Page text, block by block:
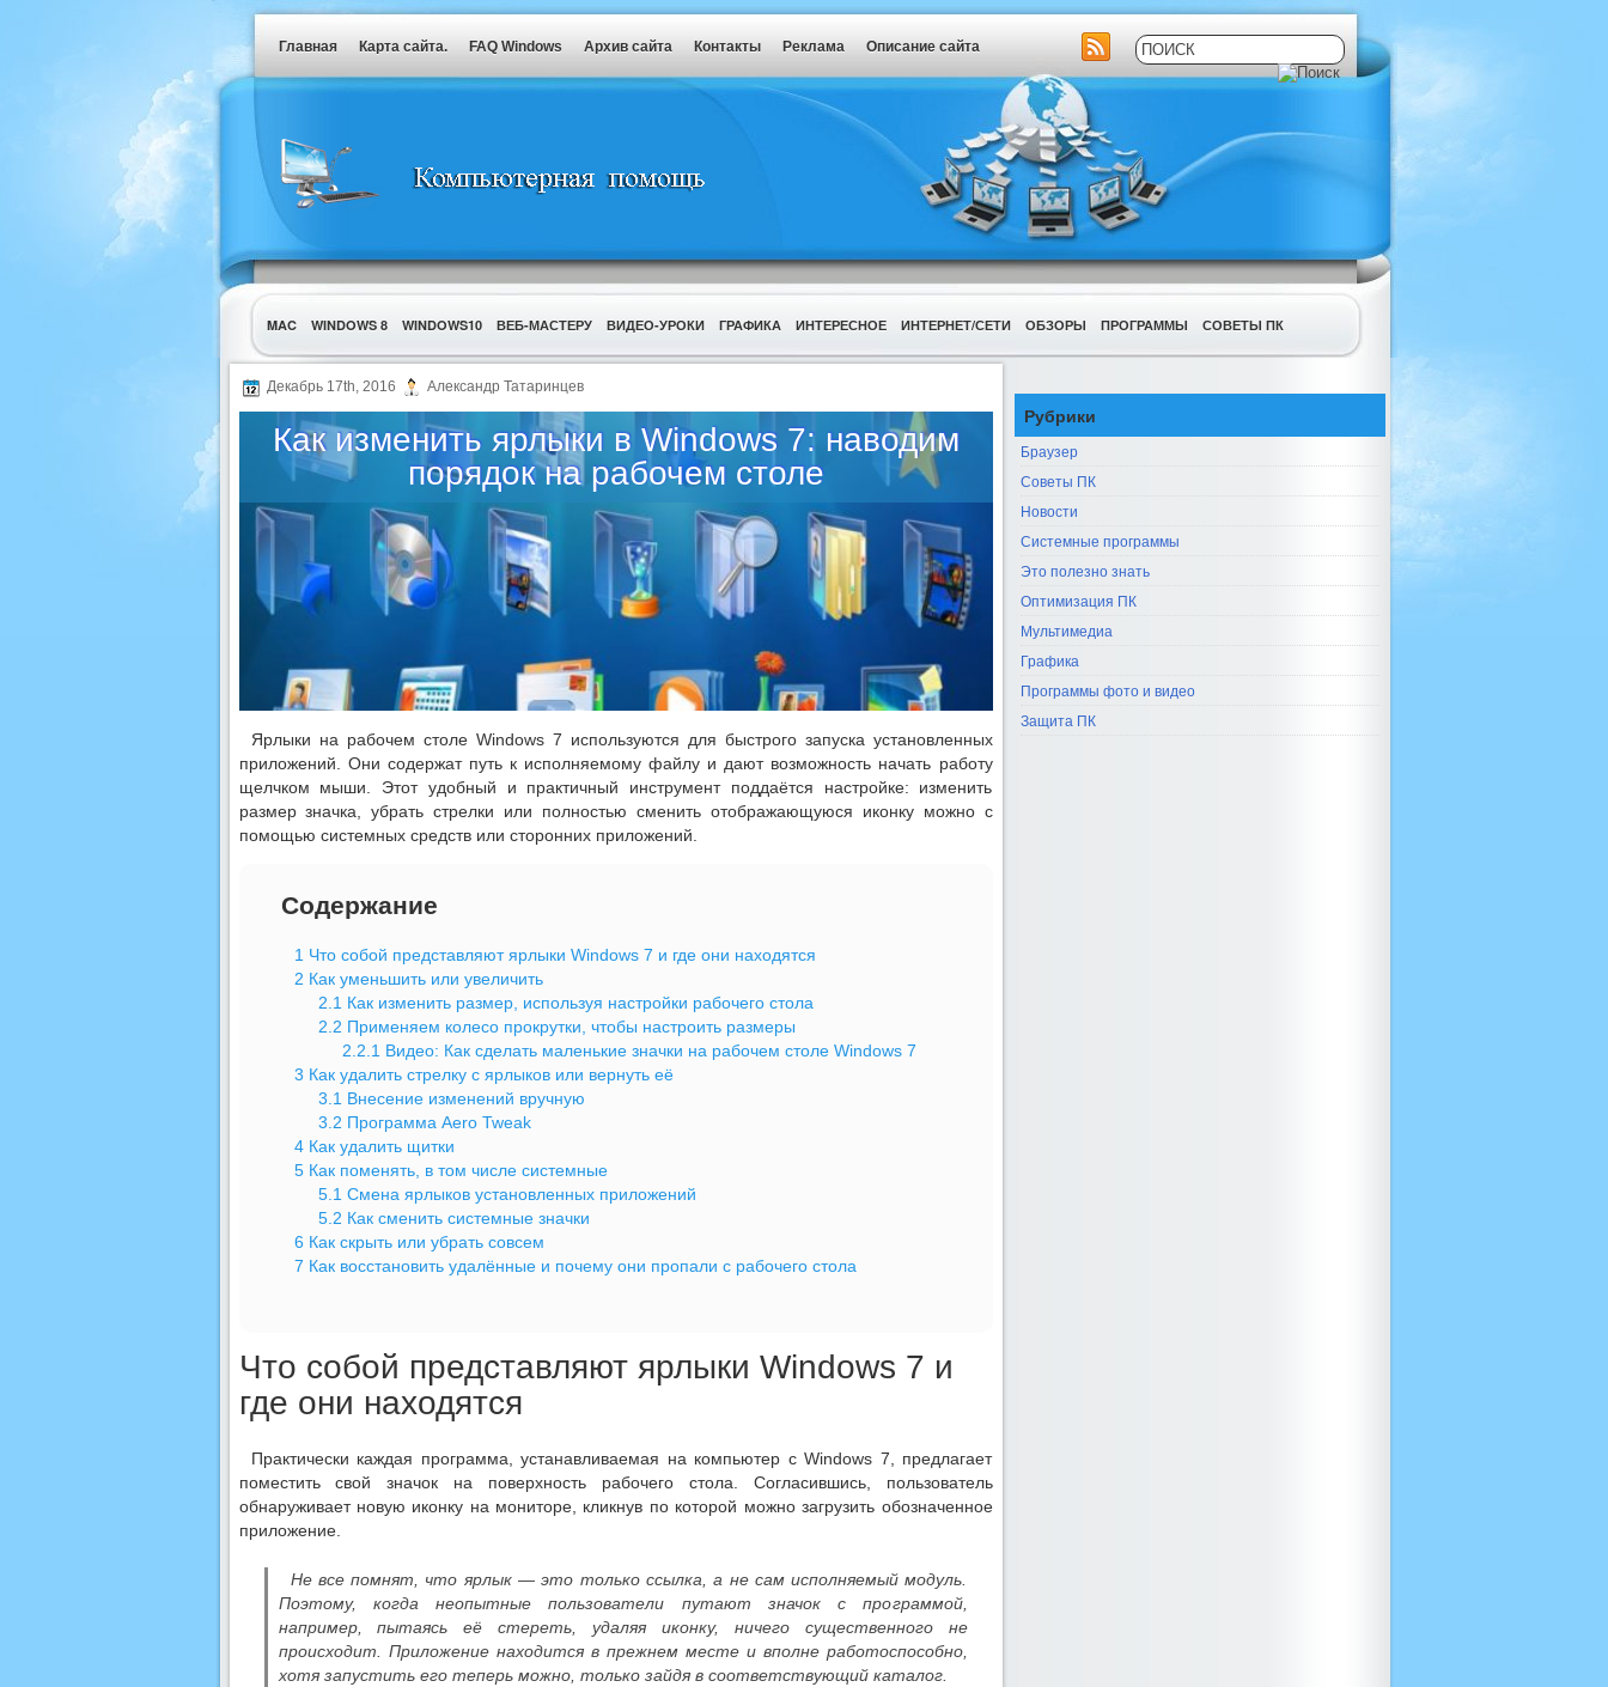
Главная Карта сайта. FAQ Windows Архив сайта Контакты Реклама Описание сайта
MAC WINDOWS 8 WINDOWS10 ВЕБ-МАСТЕРУ ВИДЕО-УРОКИ ГРАФИКА ИНТЕРЕСНОЕ ИНТЕРНЕТ/СЕТИ ОБЗОРЫ ПРОГРАММЫ СОВЕТЫ ПК
УТИЛИТЫ
Декабрь 17th, 2016 Александр Татаринцев
Как изменить ярлыки в Windows 7: наводим
порядок на рабочем столе
Ярлыки на рабочем столе Windows 7 используются для быстрого запуска установленных
приложений. Они содержат путь к исполняемому файлу и дают возможность начать работу
щелчком мыши. Этот удобный и практичный инструмент поддаётся настройке: изменить
размер значка, убрать стрелки или полностью сменить отображающуюся иконку можно с
помощью системных средств или сторонних приложений.
Содержание
1 Что собой представляют ярлыки Windows 7 и где они находятся
2 Как уменьшить или увеличить
2.1 Как изменить размер, используя настройки рабочего стола
2.2 Применяем колесо прокрутки, чтобы настроить размеры
2.2.1 Видео: Как сделать маленькие значки на рабочем столе Windows 7
3 Как удалить стрелку с ярлыков или вернуть её
3.1 Внесение изменений вручную
3.2 Программа Aero Tweak
4Как удалить щитки
5Как поменять, в том числе системные
5.1 Смена ярлыков установленных приложений
5.2 Как сменить системные значки
6 Как скрыть или убрать совсем
7 Как восстановить удалённые и почему они пропали с рабочего стола
Что собой представляют ярлыки Windows 7 и
где они находятся
Практически каждая программа, устанавливаемая на компьютер с Windows 7, предлагает
поместить свой значок на поверхность рабочего стола. Согласившись, пользователь
обнаруживает новую иконку на мониторе, кликнув по которой можно загрузить обозначенное
приложение.
Не все помнят, что ярлык — это только ссылка, а не сам исполняемый модуль.
Поэтому, когда неопытные пользователи путают значок с программой,
например, пытаясь её стереть, удаляя иконку, ничего существенного не
происходит. Приложение находится в прежнем месте и вполне работоспособно,
хотя запустить его теперь можно, только зайдя в соответствующий каталог.
Рубрики
Браузер
Советы ПК
Новости
Системные программы
Это полезно знать
Оптимизация ПК
Мультимедиа
Графика
Программы фото и видео
Защита ПК